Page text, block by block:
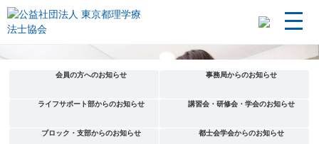
会員の方へのお知らせ 事務局からのお知らせ
ライフサポート部からのお知らせ 講習会・研修会・学会のお知らせ
ブロック・支部からのお知らせ 都士会学会からのお知らせ